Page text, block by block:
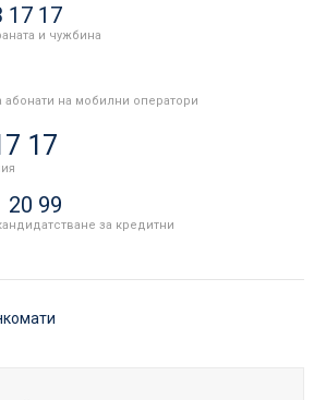
17 17
и чужбина
абонати на мобилни оператори
17
20 99
за кредитни